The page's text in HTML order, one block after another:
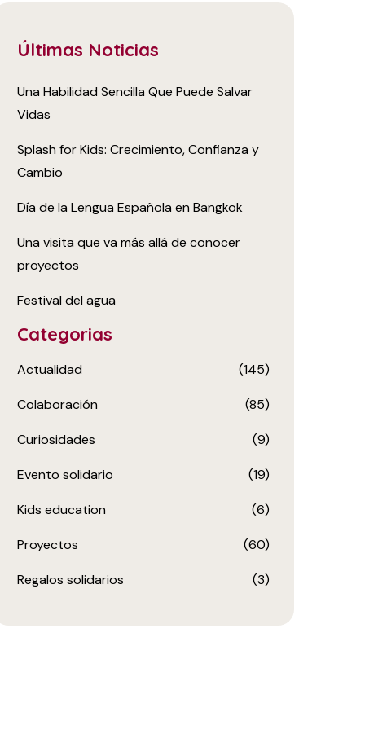
Últimas Noticias
Una Habilidad Sencilla Que Puede Salvar
Vidas
Splash for Kids: Crecimiento, Confianza y
Cambio
Día de la Lengua Española en Bangkok
Una visita que va más allá de conocer
proyectos
Festival del agua
Categorias
Actualidad (145)
Colaboración (85)
Curiosidades (9)
Evento solidario (19)
Kids education (6)
Proyectos (60)
Regalos solidarios (3)